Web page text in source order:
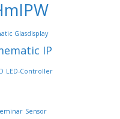
Glasdisplay
IP
LED-Controller
Sensor